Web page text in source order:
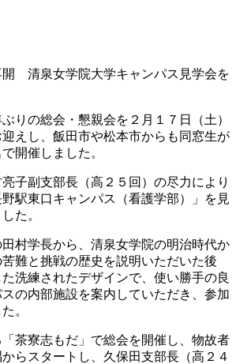
開 清泉女学院大学キャンパス見学会を
りの総会・懇親会を２月１７日（土）
えし、飯田市や松本市からも同窓生が
開催しました。
子副支部長（高２５回）の尽力により
野駅東口キャンパス（看護学部）」を見
た。
村学長から、清泉女学院の明治時代か
難と挑戦の歴史を説明いただいた後
洗練されたデザインで、使い勝手の良
の内部施設を案内していただき、参加
。
茶寮志もだ」で総会を開催し、物故者
らスタートし、久保田支部長（高２４